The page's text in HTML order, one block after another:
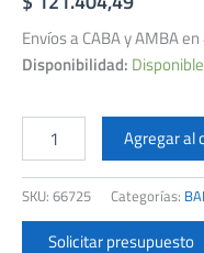
Envíos a CABA y AMBA
Disponibilidad: Disponible
FV
189/M4
COMPACTA
MONOC.BIDET
CR.
cantidad
Agregar al
SKU: 66725 Categorías:
Solicitar presupuesto